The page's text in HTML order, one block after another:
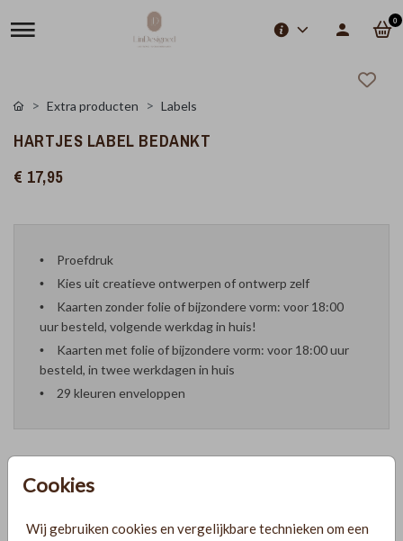
0
Cookies
Wij gebruiken cookies en vergelijkbare technieken om een
Extra producten Labels
HARTJES LABEL BEDANKT
€ 17,95
Proefdruk
Kies uit creatieve ontwerpen of ontwerp zelf
Kaarten zonder folie of bijzondere vorm: voor 18:00
uur besteld, volgende werkdag in huis!
Kaarten met folie of bijzondere vorm: voor 18:00 uur
besteld, in twee werkdagen in huis
29 kleuren enveloppen